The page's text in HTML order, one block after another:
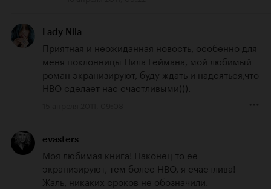
Lady Nila
Приятная и неожиданная новость, особенно для
меня поклонницы Нила Геймана, мой любимый
роман экранизируют, буду ждать и надеяться,что
НВО сделает нас счастливыми))).
evasters
Моя любимая книга! Наконец то ее
экранизируют, тем более НВО, я счастлива!
Жаль, никаких сроков не обозначили.